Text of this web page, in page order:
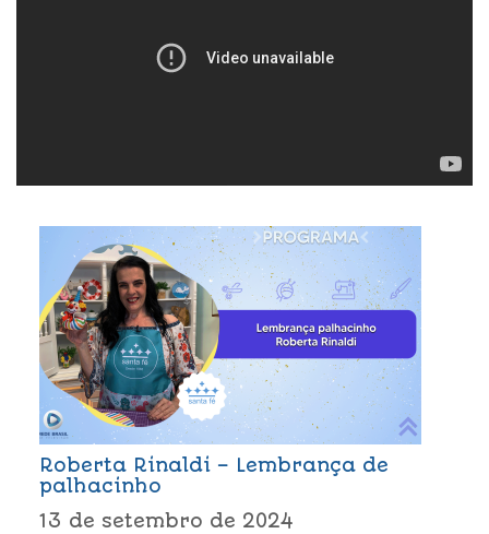
Roberta Rinaldi – Lembrança de
palhacinho
13 de setembro de 2024